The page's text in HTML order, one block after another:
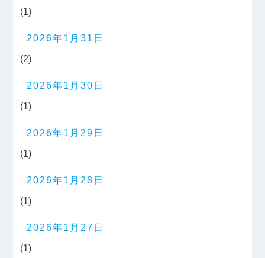
(1)
2026年1月31日
(2)
2026年1月30日
(1)
2026年1月29日
(1)
2026年1月28日
(1)
2026年1月27日
(1)